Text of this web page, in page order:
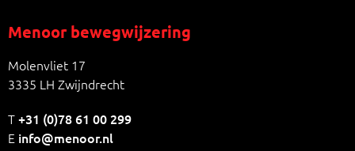
Menoor bewegwijzering
Molenvliet 17
3335 LH Zwijndrecht
T+31 (0)78 61 00 299
E info@menoor.nl